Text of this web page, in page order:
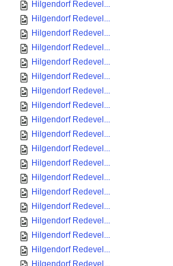
Hilgendorf Redevel...
Hilgendorf Redevel...
Hilgendorf Redevel...
Hilgendorf Redevel...
Hilgendorf Redevel...
Hilgendorf Redevel...
Hilgendorf Redevel...
Hilgendorf Redevel...
Hilgendorf Redevel...
Hilgendorf Redevel...
Hilgendorf Redevel...
Hilgendorf Redevel...
Hilgendorf Redevel...
Hilgendorf Redevel...
Hilgendorf Redevel...
Hilgendorf Redevel...
Hilgendorf Redevel...
Hilgendorf Redevel...
Hilgendorf Redevel...